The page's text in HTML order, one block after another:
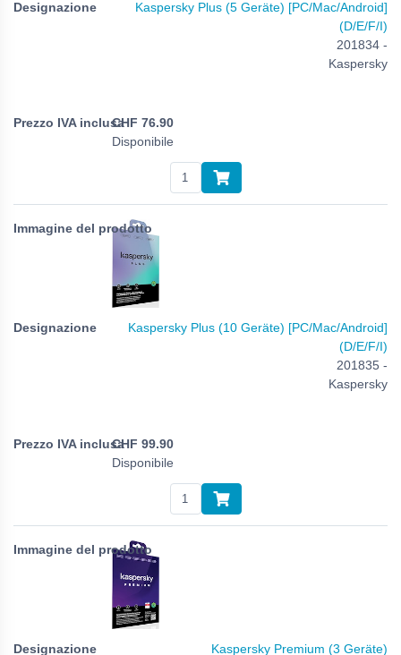
Kaspersky Plus (5 Geräte) [PC/Mac/Android]
(D/E/F/I)
201834 -
Kaspersky
CHF 76.90
Disponibile
Kaspersky Plus (10 Geräte) [PC/Mac/Android]
(D/E/F/I)
201835 -
Kaspersky
CHF 99.90
Disponibile
Kaspersky Premium (3 Geräte)